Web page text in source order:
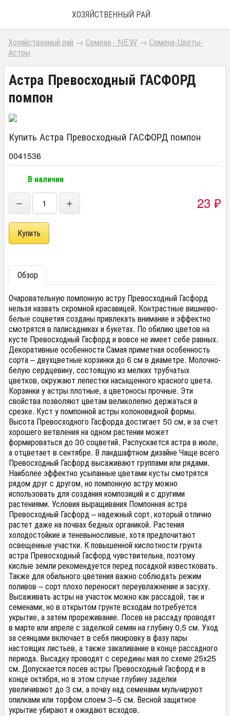
ХОЗЯЙСТВЕННЫЙ РАЙ
Хозяйственный рай → Семена - NEW → Семена-Цветы-
Астры
Астра Превосходный ГАСФОРД
помпон
Купить Астра Превосходный ГАСФОРД помпон
0041536
В наличии
− + 23 ₽
Обзор
Очаровательную помпонную астру Превосходный Гасфорд
нельзя назвать скромной красавицей. Контрастные вишнево-
белые соцветия созданы привлекать внимание и эффектно
смотрятся в палисадниках и букетах. По обилию цветов на
кусте Превосходный Гасфорд и вовсе не имеет себе равных.
Декоративные особенности Самая приметная особенность
сорта – двухцветные корзинки до 6 см в диаметре. Молочно-
белую сердцевину, состоящую из мелких трубчатых
цветков, окружают лепестки насыщенного красного цвета.
Корзинки у астры плотные, а цветоносы прочные. Эти
свойства позволяют цветам великолепно держаться в
срезке. Куст у помпонной астры колоновидной формы.
Высота Превосходного Гасфорда достигает 50 см, и за счет
хорошего ветвления на одном растении может
формироваться до 30 соцветий. Распускается астра в июле,
а отцветает в сентябре. В ландшафтном дизайне Чаще всего
Превосходный Гасфорд высаживают группами или рядами.
Наиболее эффектно усыпанные цветами кусты смотрятся
рядом друг с другом, но помпонную астру можно
использовать для создания композиций и с другими
растениями. Условия выращивания Помпонная астра
Превосходный Гасфорд – надежный сорт, который отлично
растет даже на почвах бедных органикой. Растения
холодостойкие и теневыносливые, хотя предпочитают
освещенные участки. К повышенной кислотности грунта
астра Превосходный Гасфорд чувствительна, поэтому
кислые земли рекомендуется перед посадкой известковать.
Также для обильного цветения важно соблюдать режим
поливов – сорт плохо переносит переувлажнение и засуху.
Высаживать астры на участок можно как рассадой, так и
семенами, но в открытом грунте всходам потребуется
укрытие, а затем прореживание. Посев на рассаду проводят
в марте или апреле с заделкой семян на глубину 0,5 см. Уход
за сеянцами включает в себя пикировку в фазу пары
настоящих листьев, а также закаливание в конце рассадного
периода. Высадку проводят с середины мая по схеме 25х25
см. Допускается посев астры Превосходный Гасфорд и в
конце октября, но в этом случае глубину заделки
увеличивают до 3 см, а почву над семенами мульчируют
опилками или торфом слоем 3–5 см. Весной защитное
укрытие убирают и ожидают всходов.